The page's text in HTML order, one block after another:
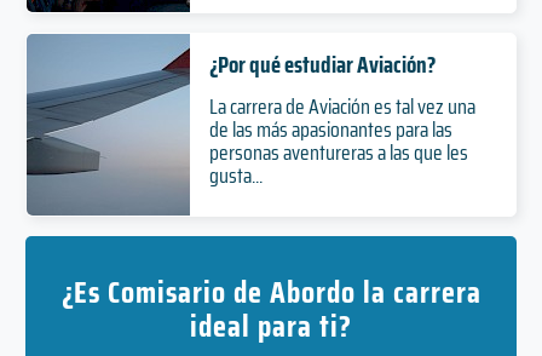
¿Por qué estudiar Aviación?
La carrera de Aviación es tal vez una
de las más apasionantes para las
personas aventureras a las que les
gusta...
¿Es Comisario de Abordo la carrera
ideal para ti?